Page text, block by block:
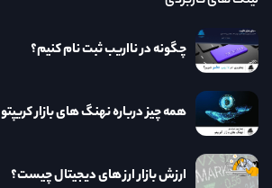
چگونه در نااریب ثبت نام کنیم؟
همه چیز درباره نهنگ های بازار کریپتو
ارزش بازار ارز های دیجیتال چیست؟